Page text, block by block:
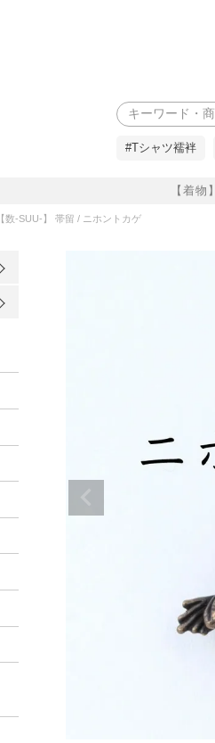
【着物】
検索
#Tシャツ襦袢
【数-SUU-】 帯留 / ニホントカゲ